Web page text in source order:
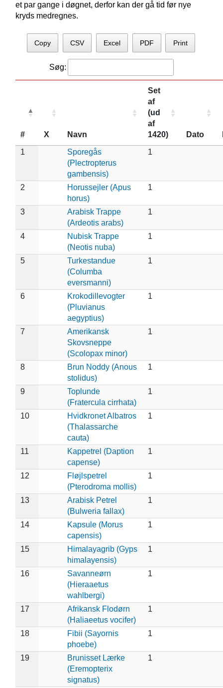
et par gange i døgnet, derfor kan der gå tid før nye
kryds medregnes.
Copy CSV Excel PDF Print
Søg:
# X Navn
Set
af
(ud
af
1420)
Dato
1
Sporegås
(Plectropterus
gambensis)
1
2
Horussejler (Apus
horus)
1
3
Arabisk Trappe
(Ardeotis arabs)
1
4
Nubisk Trappe
(Neotis nuba)
1
5
Turkestandue
(Columba
eversmanni)
1
6
Krokodillevogter
(Pluvianus
aegyptius)
1
7
Amerikansk
Skovsneppe
(Scolopax minor)
1
8
Brun Noddy (Anous
stolidus)
1
9
Toplunde
(Fratercula cirrhata)
1
10
Hvidkronet Albatros
(Thalassarche
cauta)
1
11
Kappetrel (Daption
capense)
1
12
Fløjlspetrel
(Pterodroma mollis)
1
13
Arabisk Petrel
(Bulweria fallax)
1
14
Kapsule (Morus
capensis)
1
15
Himalayagrib (Gyps
himalayensis)
1
16
Savanneørn
(Hieraaetus
wahlbergi)
1
17
Afrikansk Flodørn
(Haliaeetus vocifer)
1
18
Fibii (Sayornis
phoebe)
1
19
Brunisset Lærke
(Eremopterix
signatus)
1